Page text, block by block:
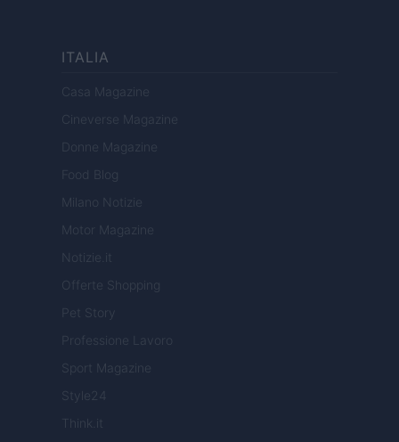
ITALIA
Casa Magazine
Cineverse Magazine
Donne Magazine
Food Blog
Milano Notizie
Motor Magazine
Notizie.it
Offerte Shopping
Pet Story
Professione Lavoro
Sport Magazine
Style24
Think.it